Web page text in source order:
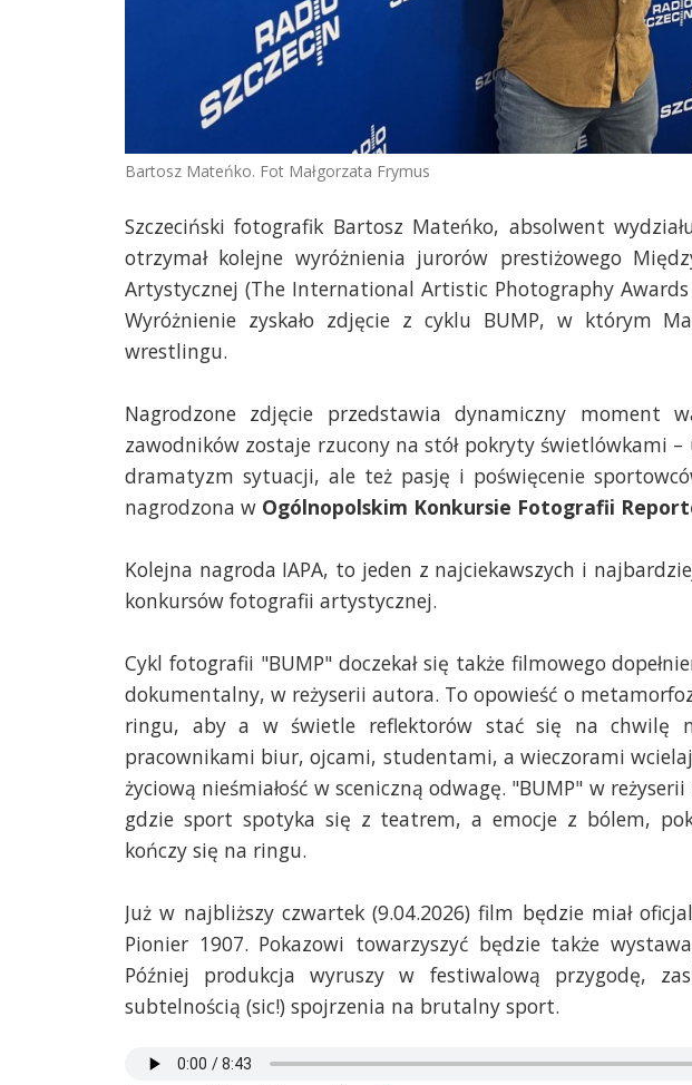
Bartosz Mateńko. Fot Małgorzata Frymus
Szczeciński fotografik Bartosz Mateńko, absolwent
otrzymał kolejne wyróżnienia jurorów prestiżowego
Artystycznej (The International Artistic Photography Awards
Wyróżnienie zyskało zdjęcie z cyklu BUMP, w którym
wrestlingu.
Nagrodzone zdjęcie przedstawia dynamiczny
zawodników zostaje rzucony na stół pokryty świetlówkami
dramatyzm sytuacji, ale też pasję i poświęcenie
nagrodzona w Ogólnopolskim Konkursie Fotografii
Kolejna nagroda IAPA, to jeden z najciekawszych i
konkursów fotografii artystycznej.
Cykl fotografii "BUMP" doczekał się także filmowego
dokumentalny, w reżyserii autora. To opowieść o
ringu, aby a w świetle reflektorów stać się na chwilę
pracownikami biur, ojcami, studentami, a wieczorami
życiową nieśmiałość w sceniczną odwagę. "BUMP" w
gdzie sport spotyka się z teatrem, a emocje z bólem,
kończy się na ringu.
Już w najbliższy czwartek (9.04.2026) film będzie miał
Pionier 1907. Pokazowi towarzyszyć będzie także
Później produkcja wyruszy w festiwalową przygodę,
subtelnością (sic!) spojrzenia na brutalny sport.